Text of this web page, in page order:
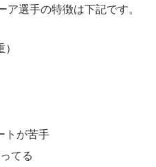
選手の特徴は下記です。
トが苦手
てる